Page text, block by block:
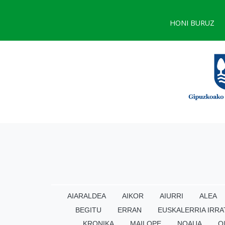
HONI BURUZ
AIARALDEA AIKOR AIURRI ALEA
BEGITU
ERRAN EUSKALERRIA